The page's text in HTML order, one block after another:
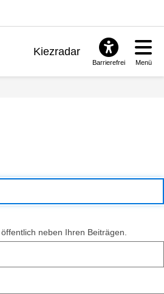
Kiezradar
Barrierefrei Menü
neben Ihren Beiträgen.